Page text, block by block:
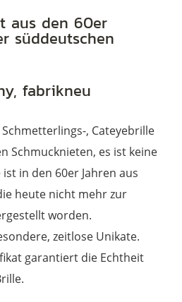
Brille,
Schmetterlingsbrille
aus den 60er
süddeutschen
fabrikneu
, Cateyebrille
Schmucknieten, es ist keine
in den 60er Jahren aus
heute nicht mehr zur
worden.
zeitlose Unikate.
garantiert die Echtheit